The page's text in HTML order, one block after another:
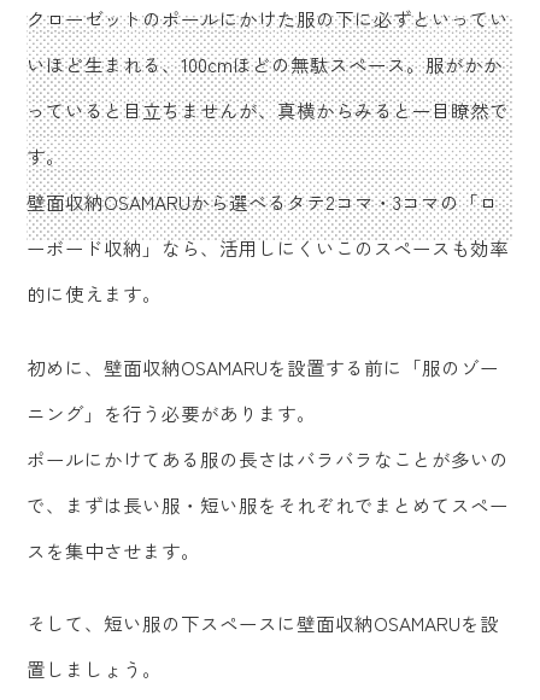
クローゼットのポールにかけた服の下に必ずといってい
いほど生まれる、100cmほどの無駄スペース。服がかか
っていると目立ちませんが、真横からみると一目瞭然で
す。
壁面収納OSAMARUから選べるタテ2コマ・3コマの「ロ
ーボード収納」なら、活用しにくいこのスペースも効率
的に使えます。
初めに、壁面収納OSAMARUを設置する前に「服のゾー
ニング」を行う必要があります。
ポールにかけてある服の長さはバラバラなことが多いの
で、まずは長い服・短い服をそれぞれでまとめてスペー
スを集中させます。
そして、短い服の下スペースに壁面収納OSAMARUを設
置しましょう。